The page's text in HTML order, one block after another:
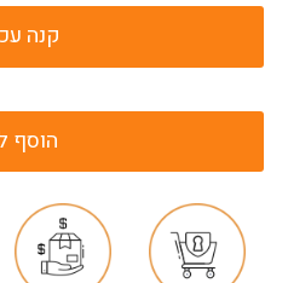
קנה
הוסף